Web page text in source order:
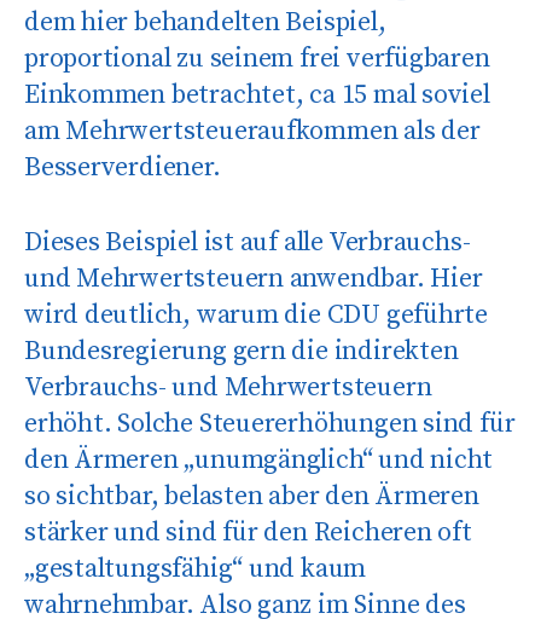
dem hier behandelten Beispiel,
proportional zu seinem frei verfügbaren
Einkommen betrachtet, ca 15 mal soviel
am Mehrwertsteueraufkommen als der
Besserverdiener.
Dieses Beispiel ist auf alle Verbrauchs-
und Mehrwertsteuern anwendbar. Hier
wird deutlich, warum die CDU geführte
Bundesregierung gern die indirekten
Verbrauchs- und Mehrwertsteuern
erhöht. Solche Steuererhöhungen sind für
den Ärmeren „unumgänglich“ und nicht
so sichtbar, belasten aber den Ärmeren
stärker und sind für den Reicheren oft
„gestaltungsfähig“ und kaum
wahrnehmbar. Also ganz im Sinne des